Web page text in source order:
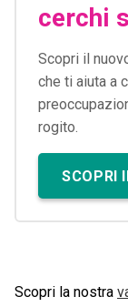
cerchi
Scopri il
che ti aiuta a
rogito.
SCOPRI
Scopri la nostra